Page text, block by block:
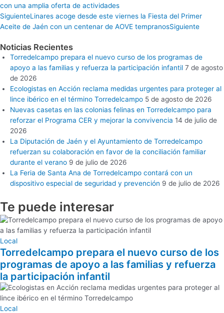
con una amplia oferta de actividades
SiguienteLinares acoge desde este viernes la Fiesta del Primer
Aceite de Jaén con un centenar de AOVE tempranosSiguiente
Noticias Recientes
Torredelcampo prepara el nuevo curso de los programas de
apoyo a las familias y refuerza la participación infantil 7 de agosto
de 2026
Ecologistas en Acción reclama medidas urgentes para proteger al
lince ibérico en el término Torredelcampo 5 de agosto de 2026
Nuevas casetas en las colonias felinas en Torredelcampo para
reforzar el Programa CER y mejorar la convivencia 14 de julio de
2026
La Diputación de Jaén y el Ayuntamiento de Torredelcampo
refuerzan su colaboración en favor de la conciliación familiar
durante el verano 9 de julio de 2026
La Feria de Santa Ana de Torredelcampo contará con un
dispositivo especial de seguridad y prevención 9 de julio de 2026
Te puede interesar
Local
Torredelcampo prepara el nuevo curso de los
programas de apoyo a las familias y refuerza
la participación infantil
Local